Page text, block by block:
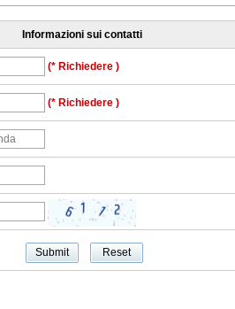
Informazioni sui contatti
(* Richiedere )
(* Richiedere )